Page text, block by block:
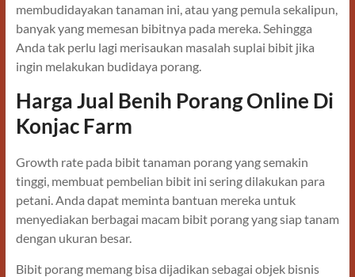
membudidayakan tanaman ini, atau yang pemula sekalipun,
banyak yang memesan bibitnya pada mereka. Sehingga
Anda tak perlu lagi merisaukan masalah suplai bibit jika
ingin melakukan budidaya porang.
Harga Jual Benih Porang Online Di
Konjac Farm
Growth rate pada bibit tanaman porang yang semakin
tinggi, membuat pembelian bibit ini sering dilakukan para
petani. Anda dapat meminta bantuan mereka untuk
menyediakan berbagai macam bibit porang yang siap tanam
dengan ukuran besar.
Bibit porang memang bisa dijadikan sebagai objek bisnis